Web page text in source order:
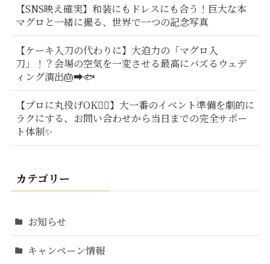
【SNS映え確実】和装にもドレスにも合う！巨大な本
マグロと一緒に撮る、世界で一つの記念写真
【ケーキ入刀の代わりに】大迫力の「マグロ入
刀」！？会場の空気を一変させる最高にバズるウェデ
ィング演出🎂➡️🐟
【プロに丸投げOK🙆‍♂️】大一番のイベント準備を劇的に
ラクにする、お問い合わせから当日までの完全サポー
ト体制✨
カテゴリー
お知らせ
キャンペーン情報